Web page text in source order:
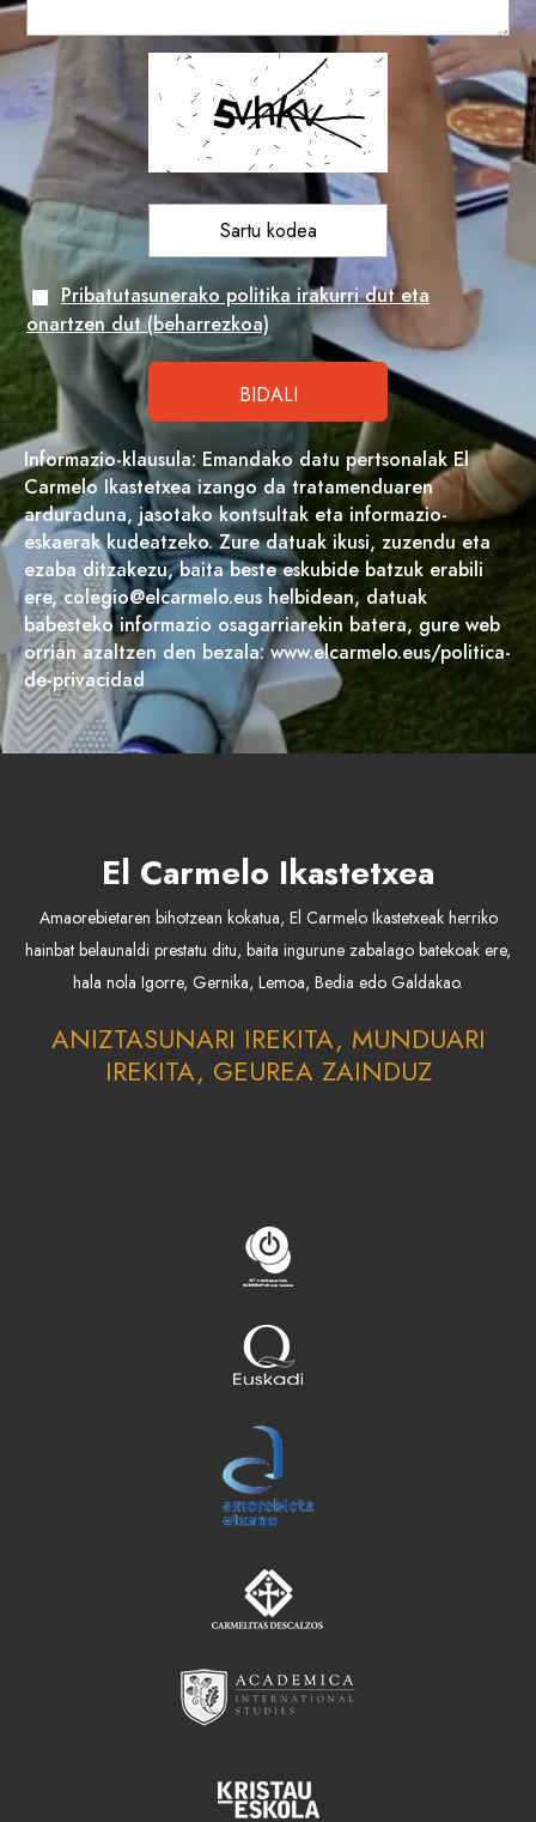
Pribatutasunerako politika irakurri dut eta
onartzen dut (beharrezkoa)
Informazio-klausula: Emandako datu pertsonalak El
Carmelo Ikastetxea izango da tratamenduaren
arduraduna, jasotako kontsultak eta informazio-
eskaerak kudeatzeko. Zure datuak ikusi, zuzendu eta
ezaba ditzakezu, baita beste eskubide batzuk erabili
ere, colegio@elcarmelo.eus helbidean, datuak
babesteko informazio osagarriarekin batera, gure web
orrian azaltzen den bezala: www.elcarmelo.eus/politica-
de-privacidad
El Carmelo Ikastetxea
Amaorebietaren bihotzean kokatua, El Carmelo Ikastetxeak herriko
hainbat belaunaldi prestatu ditu, baita ingurune zabalago batekoak ere,
hala nola Igorre, Gernika, Lemoa, Bedia edo Galdakao.
ANIZTASUNARI IREKITA, MUNDUARI
IREKITA, GEUREA ZAINDUZ